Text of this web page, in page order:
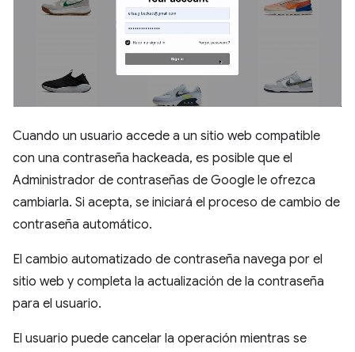
Cuando un usuario accede a un sitio web compatible
con una contraseña hackeada, es posible que el
Administrador de contraseñas de Google le ofrezca
cambiarla. Si acepta, se iniciará el proceso de cambio de
contraseña automático.
El cambio automatizado de contraseña navega por el
sitio web y completa la actualización de la contraseña
para el usuario.
El usuario puede cancelar la operación mientras se